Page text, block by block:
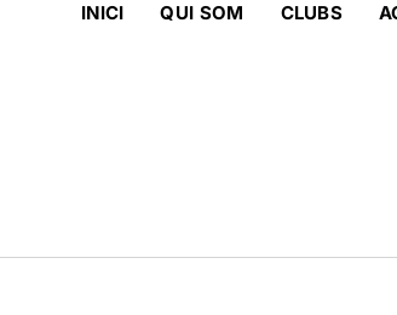
INICI QUI SOM CLUBS